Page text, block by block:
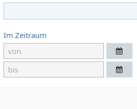
Im Zeitraum